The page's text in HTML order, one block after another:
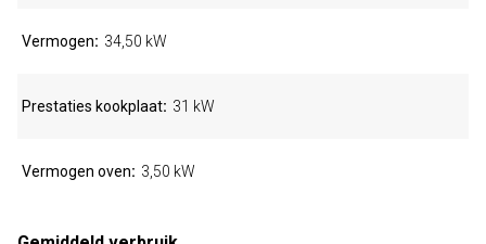
Vermogen 34,50 kW
Prestaties kookplaat 31 kW
Vermogen oven 3,50 kW